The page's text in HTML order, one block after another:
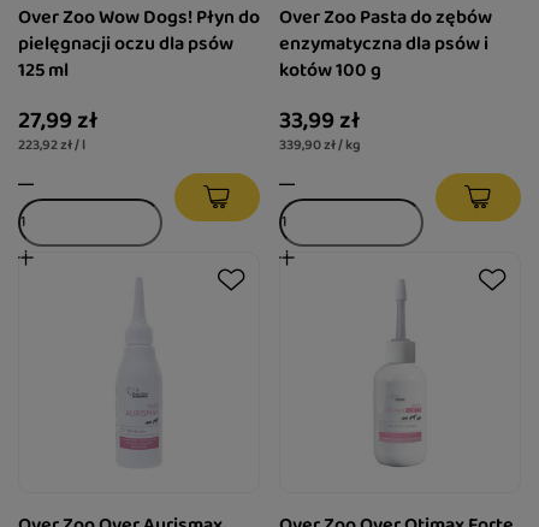
Over Zoo Wow Dogs! Płyn do
pielęgnacji oczu dla psów
125 ml
27,99 zł
223,92 zł / l
Over Zoo Pasta do zębów
enzymatyczna dla psów i
kotów 100 g
33,99 zł
339,90 zł / kg